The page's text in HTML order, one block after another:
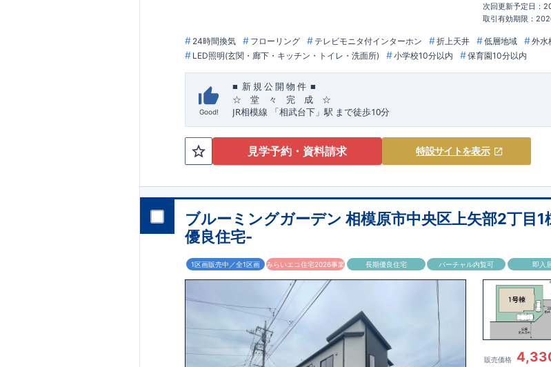
次回更新予定日：
取引有効期限：
24時間換気 フローリング テレビモニタ付インターホン 折上天井 低層地域 外水
LED照明(玄関・廊下・キッチン・トイレ・洗面所)
小学校10分以内 保育園10分以内
Good!
■ 新 規 公 開 物 件■
☆ 堂 々 完 成 ☆
JR相模線 「相武台下」駅 まで徒歩10分
☆おすすめポイント☆ [1],多彩な収納プラン完備★
【玄関土間収納】
スーツケースやベビーカーの収納にも便利
【ウォークインクローゼット】
私服通勤でお洋服をたくさんお持ちの方や、 流行ファッションがお好きな方に
​​
容量シューズクローゼット】
などの、あったらうれしい収納完備
[2],対面キッチンには、食洗器搭載
”配膳・後片付け”が便利な 対面キッチンには、
生活感を感じさせないビルトイン食洗器を搭載
[4],上部吹抜け
明るく開放的な空間を演出
◎暮らしに寄り添う住環境
◎
～徒歩圏内～
教育環境／コンビニ ドラッグストア／
■周辺環境■
【教育施設】
見学予約・資料請求 特設サイトを表示
ブルーミングガーデン 相模原市中央区上矢部2丁目1
優良住宅-
1区画販売中／全1区画 みらいエコ住宅2026事業 長期優良住宅 バーチャル内覧可 即入
販売価格